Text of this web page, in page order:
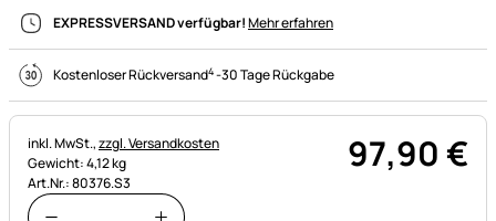
EXPRESSVERSAND verfügbar!Mehr erfahren
Kostenloser Rückversand4-30 Tage Rückgabe
Steuerhinweis:
inkl. MwSt.,zzgl. Versandkosten
Gewicht: 4,12 kg
Art.Nr.: 80376.S3
97,90€